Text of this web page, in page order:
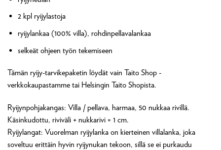
2 kpl ryijylastoja
ryijylankaa (100% villa), rohdinpellavalankaa
selkeät ohjeen työn tekemiseen
Tämän ryijy-tarvikepaketin löydät vain Taito Shop -
verkkokaupastamme tai Helsingin Taito Shopista.
Ryijynpohjakangas: Villa / pellava, harmaa, 50 nukkaa rivillä.
Käsinkudottu, riviväli + nukkarivi = 1 cm.
Ryijylangat: Vuorelman ryijylanka on kierteinen villalanka, joka
soveltuu erittäin hyvin ryijynukan tekoon, sillä se ei purkaudu